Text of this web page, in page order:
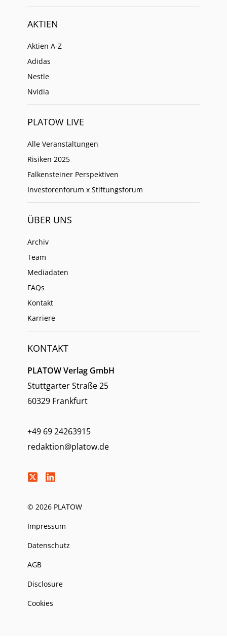
AKTIEN
Aktien A-Z
Adidas
Nestle
Nvidia
PLATOW LIVE
Alle Veranstaltungen
Risiken 2025
Falkensteiner Perspektiven
Investorenforum x Stiftungsforum
ÜBER UNS
Archiv
Team
Mediadaten
FAQs
Kontakt
Karriere
KONTAKT
PLATOW Verlag GmbH
Stuttgarter Straße 25
60329 Frankfurt
+49 69 24263915
redaktion@platow.de
© 2026 PLATOW
Impressum
Datenschutz
AGB
Disclosure
Cookies